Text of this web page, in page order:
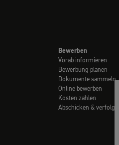
Bewerben
Vorab informieren
Bewerbung planen
Dokumente sammeln
Online bewerben
Kosten zahlen
Abschicken & verfolgen